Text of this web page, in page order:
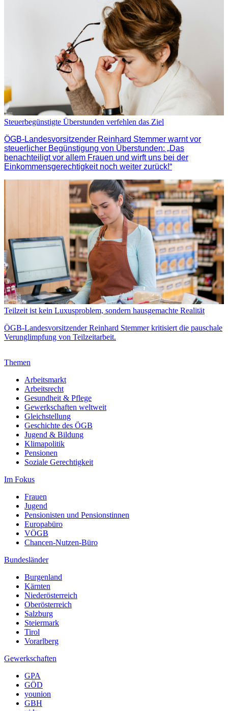
Steuerbegünstigte Überstunden verfehlen das Ziel
ÖGB-Landesvorsitzender Reinhard Stemmer warnt vor
steuerlicher Begünstigung von Überstunden: „Das
benachteiligt vor allem Frauen und wirft uns bei der
Einkommensgerechtigkeit noch weiter zurück!“
Teilzeit ist kein Luxusproblem, sondern hausgemachte Realität
ÖGB-Landesvorsitzender Reinhard Stemmer kritisiert die pauschale
Verunglimpfung von Teilzeitarbeit.
Themen
Arbeitsmarkt
Arbeitsrecht
Gesundheit & Pflege
Gewerkschaften weltweit
Gleichstellung
Geschichte des ÖGB
Jugend & Bildung
Klimapolitik
Pensionen
Soziale Gerechtigkeit
Im Fokus
Frauen
Jugend
Pensionisten und Pensionstinnen
Europabüro
VÖGB
Chancen-Nutzen-Büro
Bundesländer
Burgenland
Kärnten
Niederösterreich
Oberösterreich
Salzburg
Steiermark
Tirol
Vorarlberg
Gewerkschaften
GPA
GÖD
younion
GBH